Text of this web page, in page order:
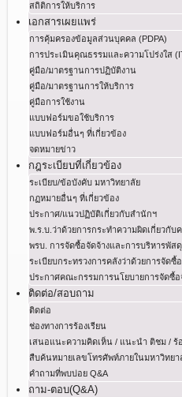
สถิติการให้บริการ
เอกสารเผยแพร่
การคุ้มครองข้อมูลส่วนบุคคล (PDPA)
การประเมินคุณธรรมและความโปร่งใส
คู่มือ/มาตรฐานการปฏิบัติงาน
คู่มือ/มาตรฐานการให้บริการ
คู่มือการใช้งาน
แบบฟอร์มขอใช้บริการ
แบบฟอร์มอื่นๆ ที่เกี่ยวข้อง
จดหมายข่าว
กฎระเบียบที่เกี่ยวข้อง
ระเบียบ/ข้อบังคับ มหาวิทยาลัย
กฏหมายอื่นๆ ที่เกี่ยวข้อง
ประกาศ/แนวปฏิบัติเกี่ยวกับสำนักฯ
พ.ร.บ.ว่าด้วยการกระทําความผิดเกี่ยวกับ
พรบ. การจัดซื้อจัดจ้างและการบริหารพัส
ระเบียบกระทรวงการคลังว่าด้วยการจัดซื้
ประกาศคณะกรรมการนโยบายการจัดซื้
ติดต่อ/สอบถาม
ติดต่อ
ช่องทางการร้องเรียน
เสนอแนะความคิดเห็น / แนะนำ ติชม / ร้
สืบค้นหมายเลขโทรศัพท์ภายในมหาวิทยา
คำถามที่พบบ่อย Q&A
ถาม-ตอบ(Q&A)